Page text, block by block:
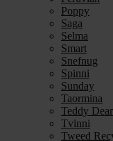
Poppy
Saga
Selma
Smart
Snefnug
Spinni
Sunday
Taormina
Teddy Dear
Tvinni
Tweed